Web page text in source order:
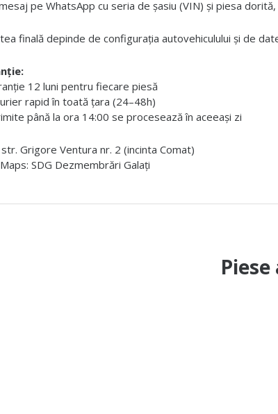
pe WhatsApp cu seria de șasiu (VIN) și piesa
finală depinde de configurația autovehiculului și de
12 luni pentru fiecare piesă
rapid în toată țara (24–48h)
până la ora 14:00 se procesează în aceeași zi
Grigore Ventura nr. 2 (incinta Comat)
SDG Dezmembrări Galați